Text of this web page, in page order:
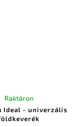
Ideal - univerzális
Raktáron